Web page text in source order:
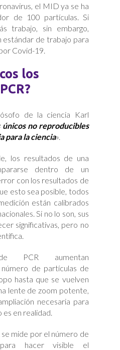
el MID ya se ha
de 100 partículas. Si
trabajo, sin embargo,
estándar de trabajo para
Covid-19.
los
de la ciencia Karl
únicos no reproducibles
para la ciencia».
los resultados de una
dentro de un
con los resultados de
esto sea posible, todos
están calibrados
Si no lo son, sus
significativas, pero no
PCR aumentan
de partículas de
hasta que se vuelven
lente de zoom potente,
necesaria para
en realidad.
se mide por el número de
hacer visible el